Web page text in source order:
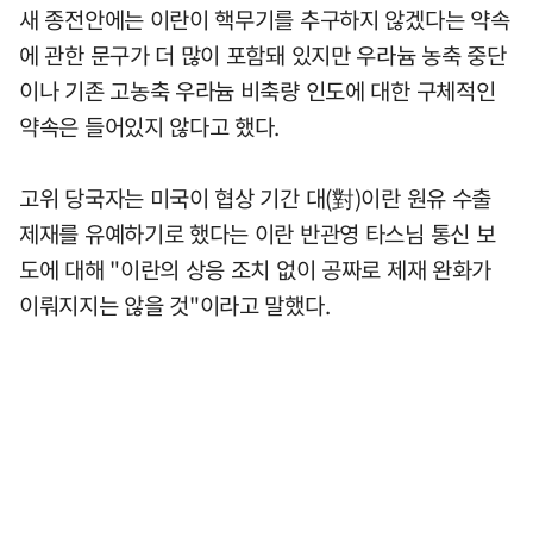
새 종전안에는 이란이 핵무기를 추구하지 않겠다는 약속
에 관한 문구가 더 많이 포함돼 있지만 우라늄 농축 중단
이나 기존 고농축 우라늄 비축량 인도에 대한 구체적인
약속은 들어있지 않다고 했다.
고위 당국자는 미국이 협상 기간 대(對)이란 원유 수출
제재를 유예하기로 했다는 이란 반관영 타스님 통신 보
도에 대해 "이란의 상응 조치 없이 공짜로 제재 완화가
이뤄지지는 않을 것"이라고 말했다.